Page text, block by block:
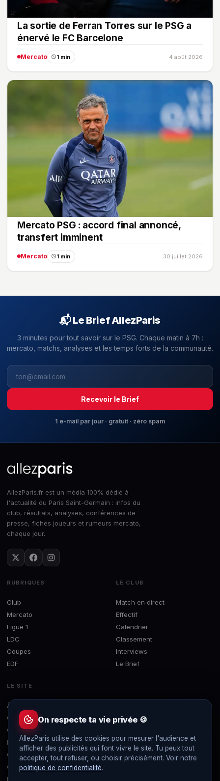
La sortie de Ferran Torres sur le PSG a
énervé le FC Barcelone
Mercato 1 min 4 août 2026
Mercato PSG : accord final annoncé,
transfert imminent
Mercato 1 min 30 juillet 2026
📬 Le Brief AllezParis
3 minutes pour tout savoir sur le PSG. Chaque matin à 7h :
mercato, matchs, analyses et les temps forts de la communauté.
Recevoir le Brief
1 e-mail par jour · gratuit · zéro spam
AllezParis.fr est un média 100% dédié à
l'actualité du Paris Saint-Germain : infos du
club, résultats, analyses, conférences de
presse, fiches joueurs et rumeurs mercato,
chaque jour.
RUBRIQUES
Club
Mercato
Ligue 1
LDC
Coupes
EDF
LE CLUB
Match en direct
Effectif
Calendrier
Classement
Interviews
Le Brief
LE SITE
À propos
Concours
Contact
Mentions légales
Confidentialité
Gérer les cookies
Flux RSS
On respecte ta vie privée 🍪
AllezParis utilise des cookies pour mesurer l'audience et
afficher des publicités qui font vivre le site. Tu peux tout
accepter, tout refuser, ou choisir précisément. Voir notre
politique de confidentialité.